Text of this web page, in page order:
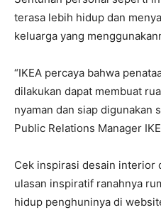
terasa lebih hidup dan
keluarga yang
“IKEA percaya bahwa
dilakukan dapat membuat
nyaman dan siap digunakan
Public Relations Manager
Cek inspirasi desain interior
ulasan inspiratif ranahnya
hidup penghuninya di